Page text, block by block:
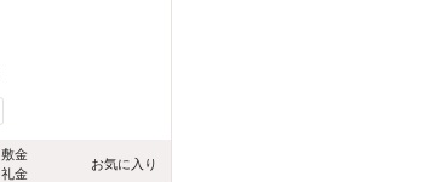
敷金
礼金
お気に入り